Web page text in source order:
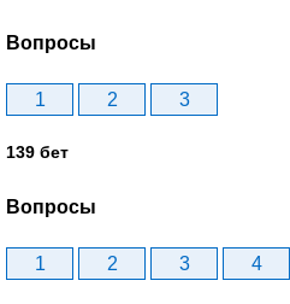
Вопросы
1 2 3
139 бет
Вопросы
1 2 3 4